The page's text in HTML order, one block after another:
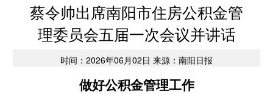
蔡令帅出席南阳市住房公积金管
理委员会五届一次会议并讲话
时间：2026年06月02日 来源：南阳日报
做好公积金管理工作